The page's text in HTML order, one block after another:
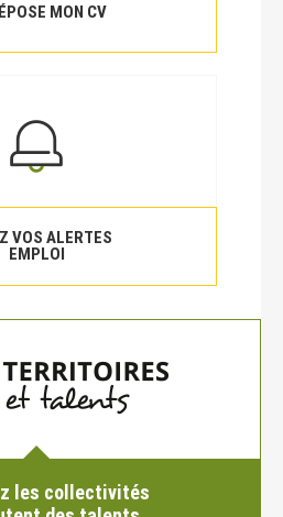
MON CV
VOS ALERTES
EMPLOI
les collectivités